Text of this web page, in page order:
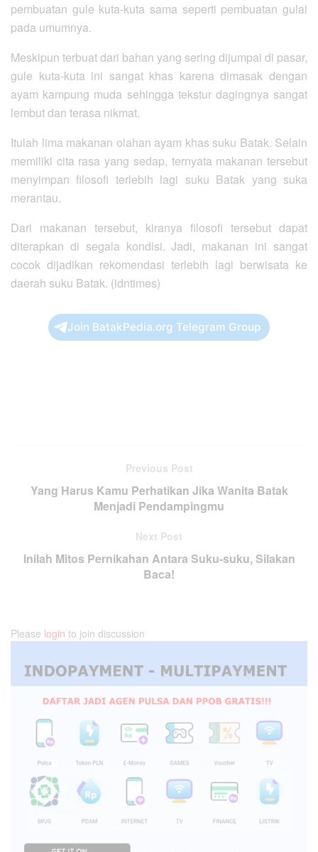
pembuatan gule kuta-kuta sama seperti pembuatan gulai
pada umumnya.
Meskipun terbuat dari bahan yang sering dijumpai di pasar,
gule kuta-kuta ini sangat khas karena dimasak dengan
ayam kampung muda sehingga tekstur dagingnya sangat
lembut dan terasa nikmat.
Itulah lima makanan olahan ayam khas suku Batak. Selain
memiliki cita rasa yang sedap, ternyata makanan tersebut
menyimpan filosofi terlebih lagi suku Batak yang suka
merantau.
Dari makanan tersebut, kiranya filosofi tersebut dapat
diterapkan di segala kondisi. Jadi, makanan ini sangat
cocok dijadikan rekomendasi terlebih lagi berwisata ke
daerah suku Batak. (idntimes)
Join BatakPedia.org Telegram Group
Previous Post
Yang Harus Kamu Perhatikan Jika Wanita Batak
Menjadi Pendampingmu
Next Post
Inilah Mitos Pernikahan Antara Suku-suku, Silakan
Baca!
Please login to join discussion